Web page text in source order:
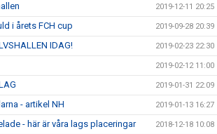
2019-12-11 20:25
i årets FCH cup 2019-09-28 20:39
IDAG! 2019-02-23 22:30
2019-02-12 11:00
2019-01-31 22:09
- artikel NH 2019-01-13 16:27
- här är våra lags placeringar 2018-12-18 10:08